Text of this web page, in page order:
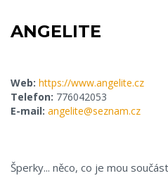
ANGELITE
Web: https://www.angelite.cz
Telefon: 776042053
E-mail: angelite@seznam.cz
Šperky... něco, co je mou